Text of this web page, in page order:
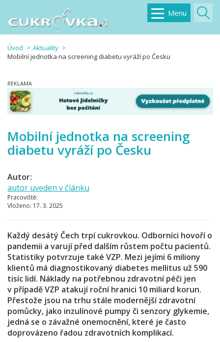
Menu
Úvod
Aktuality
Mobilní jednotka na screening diabetu vyráží po Česku
Mobilní jednotka na screening
diabetu vyráží po Česku
Autor:
autor uveden v článku
Pracoviště:
Vloženo: 17. 3. 2025
Každý desátý Čech trpí cukrovkou. Odborníci hovoří o
pandemii a varují před dalším růstem počtu pacientů.
Statistiky potvrzuje také VZP. Mezi jejími 6 miliony
klientů má diagnostikovaný diabetes mellitus už 590
tisíc lidí. Náklady na potřebnou zdravotní péči jen
v případě VZP atakují roční hranici 10 miliard korun.
Přestože jsou na trhu stále modernější zdravotní
pomůcky, jako inzulínové pumpy či senzory glykemie,
jedná se o závažné onemocnění, které je často
doprovázeno řadou zdravotních komplikací.